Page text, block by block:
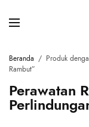
Beranda / Produk
Rambut”
Perawatan